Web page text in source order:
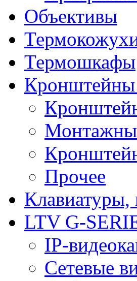
Объективы
Термошкафы
Кронштейны
Прочее
Клавиатуры,
LTV G-
IP-
Сетевые